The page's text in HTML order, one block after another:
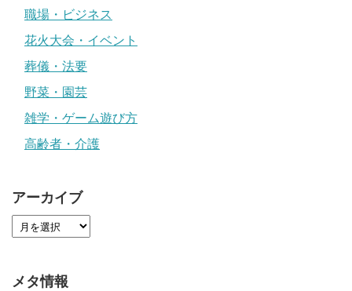
職場・ビジネス
花火大会・イベント
葬儀・法要
野菜・園芸
雑学・ゲーム遊び方
高齢者・介護
アーカイブ
メタ情報